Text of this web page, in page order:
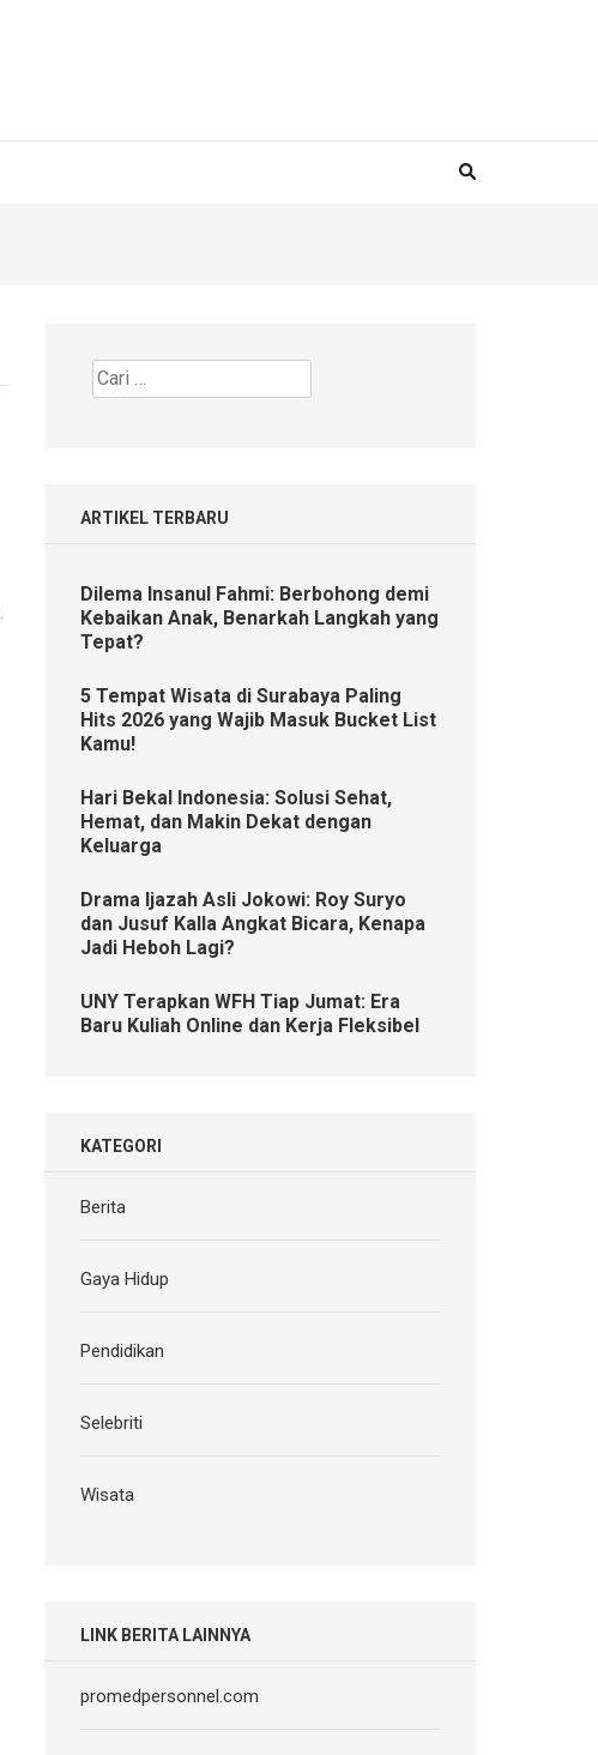
Cari
untuk:
ARTIKEL TERBARU
Dilema Insanul Fahmi: Berbohong demi
Kebaikan Anak, Benarkah Langkah yang
Tepat?
5 Tempat Wisata di Surabaya Paling
Hits 2026 yang Wajib Masuk Bucket List
Kamu!
Hari Bekal Indonesia: Solusi Sehat,
Hemat, dan Makin Dekat dengan
Keluarga
Drama Ijazah Asli Jokowi: Roy Suryo
dan Jusuf Kalla Angkat Bicara, Kenapa
Jadi Heboh Lagi?
UNY Terapkan WFH Tiap Jumat: Era
Baru Kuliah Online dan Kerja Fleksibel
KATEGORI
Berita
Gaya Hidup
Pendidikan
Selebriti
Wisata
LINK BERITA LAINNYA
promedpersonnel.com